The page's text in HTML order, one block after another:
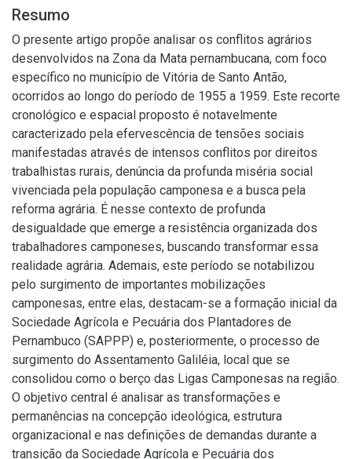
Resumo
O presente artigo propõe analisar os conflitos agrários
desenvolvidos na Zona da Mata pernambucana, com foco
específico no município de Vitória de Santo Antão,
ocorridos ao longo do período de 1955 a 1959. Este recorte
cronológico e espacial proposto é notavelmente
caracterizado pela efervescência de tensões sociais
manifestadas através de intensos conflitos por direitos
trabalhistas rurais, denúncia da profunda miséria social
vivenciada pela população camponesa e a busca pela
reforma agrária. É nesse contexto de profunda
desigualdade que emerge a resistência organizada dos
trabalhadores camponeses, buscando transformar essa
realidade agrária. Ademais, este período se notabilizou
pelo surgimento de importantes mobilizações
camponesas, entre elas, destacam-se a formação inicial da
Sociedade Agrícola e Pecuária dos Plantadores de
Pernambuco (SAPPP) e, posteriormente, o processo de
surgimento do Assentamento Galiléia, local que se
consolidou como o berço das Ligas Camponesas na região.
O objetivo central é analisar as transformações e
permanências na concepção ideológica, estrutura
organizacional e nas definições de demandas durante a
transição da Sociedade Agrícola e Pecuária dos